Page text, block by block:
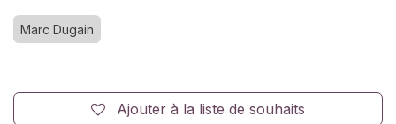
Marc Dugain
Ajouter à la liste de souhaits